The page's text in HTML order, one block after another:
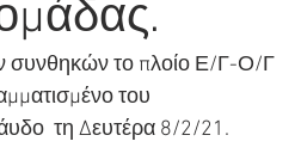
συνθηκών το πλοίο Ε/Γ-Ο/Γ
του
τη Δευτέρα 8/2/21.